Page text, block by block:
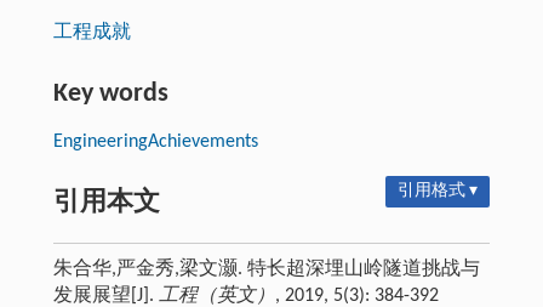
工程成就
Key words
EngineeringAchievements
引用本文 引用格式 ▾
朱合华,严金秀,梁文灏. 特长超深埋山岭隧道挑战与
发展展望[J]. 工程（英文） , 2019, 5(3): 384-392